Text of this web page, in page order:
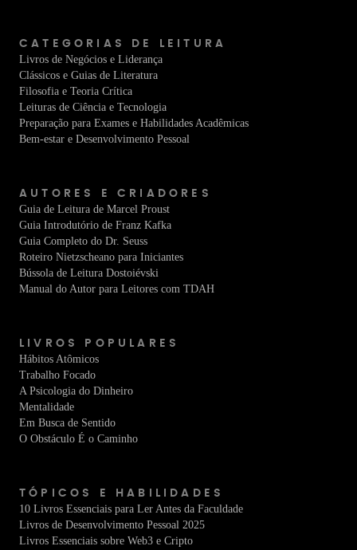
CATEGORIAS DE LEITURA
Livros de Negócios e Liderança
Clássicos e Guias de Literatura
Filosofia e Teoria Crítica
Leituras de Ciência e Tecnologia
Preparação para Exames e Habilidades Acadêmicas
Bem-estar e Desenvolvimento Pessoal
AUTORES E CRIADORES
Guia de Leitura de Marcel Proust
Guia Introdutório de Franz Kafka
Guia Completo do Dr. Seuss
Roteiro Nietzscheano para Iniciantes
Bússola de Leitura Dostoiévski
Manual do Autor para Leitores com TDAH
LIVROS POPULARES
Hábitos Atômicos
Trabalho Focado
A Psicologia do Dinheiro
Mentalidade
Em Busca de Sentido
O Obstáculo É o Caminho
TÓPICOS E HABILIDADES
10 Livros Essenciais para Ler Antes da Faculdade
Livros de Desenvolvimento Pessoal 2025
Livros Essenciais sobre Web3 e Cripto